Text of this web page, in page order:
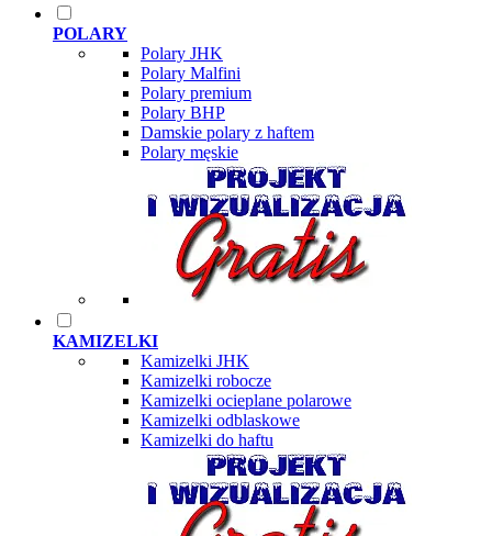
POLARY
Polary JHK
Polary Malfini
Polary premium
Polary BHP
Damskie polary z haftem
Polary męskie
KAMIZELKI
Kamizelki JHK
Kamizelki robocze
Kamizelki ocieplane polarowe
Kamizelki odblaskowe
Kamizelki do haftu